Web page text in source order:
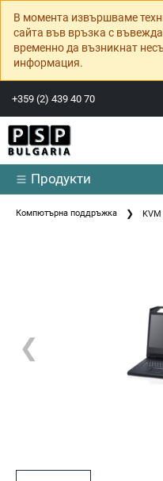
В момента извършваме
сайта във връзка с
временно да възникнат
информация.
+359 (2) 439 40 70
Продукти
Компютърна поддръжка
❮